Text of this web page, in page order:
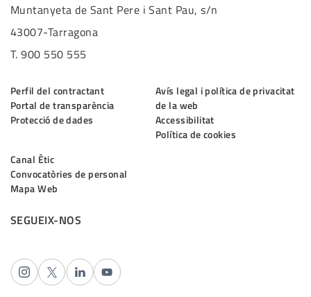
Muntanyeta de Sant Pere i Sant Pau, s/n
43007-Tarragona
T. 900 550 555
Perfil del contractant
Portal de transparència
Protecció de dades
Avís legal i política de privacitat
de la web
Accessibilitat
Política de cookies
Canal Ètic
Convocatòries de personal
Mapa Web
SEGUEIX-NOS